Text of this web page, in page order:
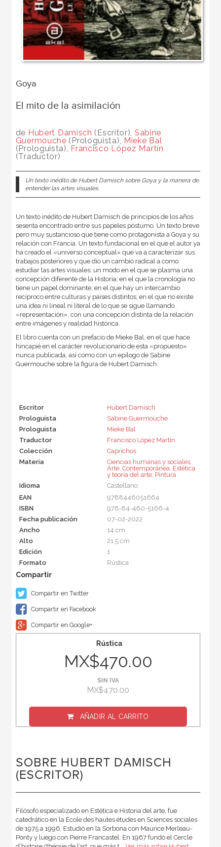
Goya
El mito de la asimilación
de Hubert Damisch (Escritor), Sabine
Guermouche (Prologuista), Mieke Bal
(Prologuista), Francisco López Martín
(Traductor)
Un texto inédito de Hubert Damisch sobre Goya y la manera de
entender las artes visuales.
Un texto inédito de Hubert Damisch de principios de los años
sesenta encontrado entre sus papeles póstumo. Un texto breve
pero muy sustancioso que tiene como protagonista a Goya y su
relación con Francia. Un texto fundacional en el que el autor ya
ha creado el «universo conceptual» que va a caracterizar sus
trabajos posteriores y que dio un cambio radical a como
estudiar las artes visuales: un modo en el que se plasma una
concepción diferente de la Historia; en el que la cronología no
tiene un papel dominante; en el que hay un intercambio
recíproco entre culturas y países distintos; en el que no existe
una idea ni lineal ni literal de lo que se sigue llamando
«representación», con una concepción distinta de la relación
entre imágenes y realidad histórica.
El libro cuenta con un prefacio de Mieke Bal, en el que hace
hincapié en el carácter revolucionario de esta «propuesto»
nunca publicada, así como con un epílogo de Sabine
Guermouche sobre la figura de Hubert Damisch.
Escritor
Hubert Damisch
Prologuista
Sabine Guermouche
Prologuista
Mieke Bal
Traductor
Francisco López Martín
Colección
Caprichos
Materia
Ciencias humanas y sociales,
Arte, Contemporánea Estética
y teoría del arte, Pintura
Idioma
Castellano
EAN
9788446051664
ISBN
978-84-460-5166-4
Fecha publicación
07-02-2022
Ancho
14 cm
Alto
21.5 cm
Edición
1
Formato
Rústica
Compartir en Twitter
Compartir en Facebook
Compartir en Google+
Rústica
MX$470.00
SIN IVA
MX$470.00
AÑADIR AL CARRITO
SOBRE HUBERT DAMISCH
(ESCRITOR)
Filósofo especializado en Estética e Historia del arte, fue
catedrático en la École des hautes études en Sciences sociales
de 1975 a 1996. Estudió en la Sorbona con Maurice Merleau-
Ponty y luego con Pierre Francastel. En 1967 fundó el Cercle